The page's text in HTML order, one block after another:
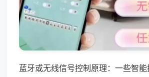
蓝牙或无线信号控制原理：一些智